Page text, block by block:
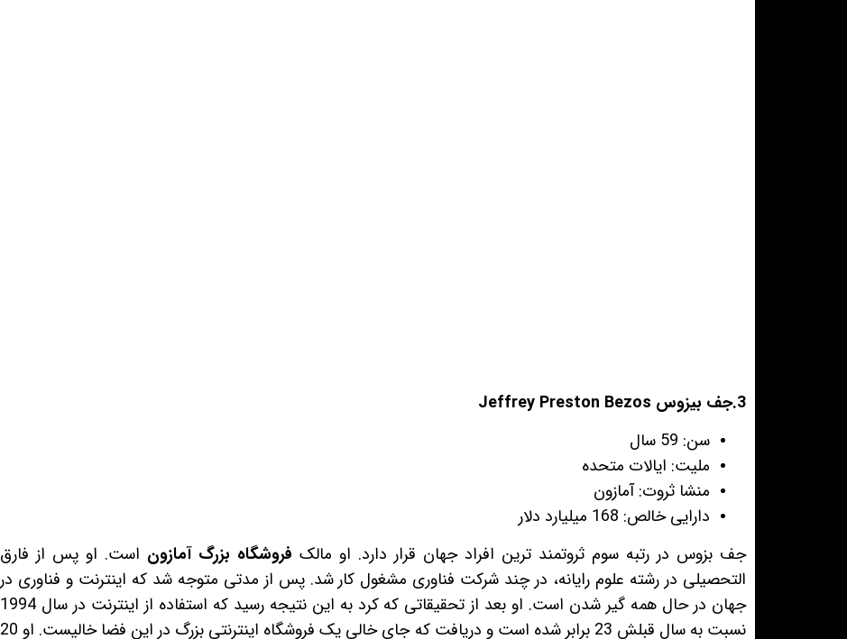
3.جف بیزوس Jeffrey Preston Bezos
سن: 59 سال
ملیت: ایالات متحده
منشا ثروت: آمازون
دارایی خالص: 168 میلیارد دلار
جف بزوس در رتبه سوم ثروتمند ترین افراد جهان قرار دارد. او مالک فروشگاه بزرگ آمازون است. او پس از فارق
التحصیلی در رشته علوم رایانه، در چند شرکت فناوری مشغول کار شد. پس از مدتی متوجه شد که اینترنت و فناوری در
جهان در حال همه گیر شدن است. او بعد از تحقیقاتی که کرد به این نتیجه رسید که استفاده از اینترنت در سال 1994
نسبت به سال قبلش 23 برابر شده است و دریافت که جای خالی یک فروشگاه اینترنتی بزرگ در این فضا خالیست. او 20